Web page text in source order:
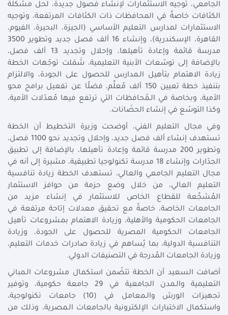
الجامعي، توجيه الاستثمارات لإنشاء فصول جديدة، لحل مشكلة
الكثافات خاصةً في المحافظات ذات الكثافات المرتفعة، وتوجيه
الاستثمارات لمدارس التعليم الأساسي (الجيزة، البحيرة، الفيوم،
القاهرة، الإسكندرية)، وإنشاء 16 ألف فصل جديد وتطوير 3500
مدرسة قائمة وإعادة تأهيلها، وإحلال وتجديد 13 ألف فصل،
بالإضافة إلى توسّعات الأبنية التعليمية، شَمَلت توجّهات الخطة
زيادة الاهتمام بتأهيل الـمدارس للحصول على الجودة، والالتزام
بتنفيذ خطة تعيين 150 ألف مُعلِّم، فضلًا عن تفعيل برامج محو
الأمية، وبخاصة في الـمُحافظات التي ترتفع فيها مُعدّلات الأمية،
وكذا التوسّع في إنشاء الحضَانات.
وفي مجال التعليم الفني، أوضحت وزيرة التخطيط أن الخطة
تستهدف إنشاء ألف فصل جديد، وإحلال وتجديد نحو 1100 فصل،
وتطوير 200 مدرسة قائمة وإعادة تأهيلها، بالإضافة إلى تطبيق
الجدّارات وإنشاء 18 مدرسة تكنولوجيا تطبيقية، مشيرة إلى أنه في
مجال التعليم الجامعي والعالي، تستهدف الخطة زيادة تنافسية
التعليم العالي، من خلال وضع حزمة من حوافز الاستثمار
المُشجِّعة للقطاع الخاص للاستثمار في إنشاء مزيد من
الجامعات الخاصة، خاصةً مع تحقيق معدلات إتاحة مرتفعة في
الجامعات الحكومية والأهلية، وزيادة الاهتمام بمشروعات تأهيل
الجامعات الحكومية المصرية للحصول على الجودة، وزيادة
التنافسية الدولية، بما يُساهم في زيادة صادرات خدمات التعليم،
وزيادة الجامعات المُدرجة في التصنيفات الدولي.
أضافت السعيد أن الخطة تتضّمن استكمال مشروعات الـمباني
التعليمية والـمدن الجامعية في 29 جامعة حكومية، وتوفير
تجهيزات الورش والـمعامل في (10) جامعات تكنولوجية،
واستكمال الاختبارات الإلكترونية بالجامعات الـمصرية، وذلك من